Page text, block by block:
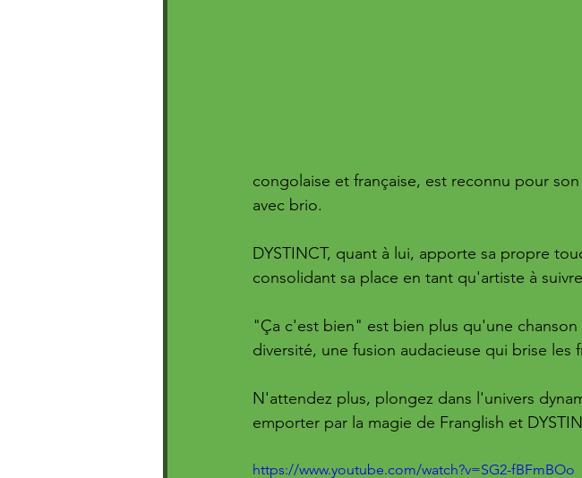
congolaise et française, est reconnu pour
avec brio.
DYSTINCT, quant à lui, apporte sa propre
consolidant sa place en tant qu'artiste à
"Ça c'est bien" est bien plus qu'une
diversité, une fusion audacieuse qui brise
N'attendez plus, plongez dans l'univers
emporter par la magie de Franglish et
https://www.youtube.com/watch?v=SG2-fBFmBOo